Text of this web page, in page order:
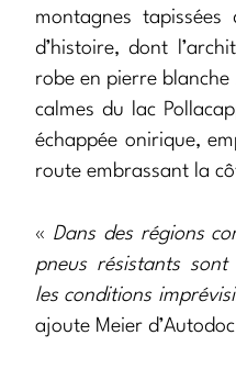
montagnes tapissées
d’histoire, dont
robe en pierre
calmes du lac
échappée onirique,
route embrassant la
« Dans des régions
pneus résistants
les conditions
ajoute Meier